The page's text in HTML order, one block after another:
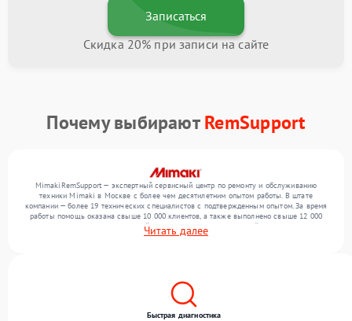
Записаться
Скидка 20% при записи на сайте
Почему выбираютRemSupport
MimakiRemSupport — экспертный сервисный центр по ремонту и обслуживанию
техники Mimaki в Москве с более чем десятилетним опытом работы. В штате
компании — более 19 технических специалистов с подтвержденным опытом. За время
работы помощь оказана свыше 10 000 клиентов, а также выполнено свыше 12 000
ремонтов. Ежемесячно в сервисный центр поступает от 300 устройств, включая , , . Мы
работаем с широким спектром неисправностей и поддерживаем высокий стандарт
Читать далее
Быстрая диагностика